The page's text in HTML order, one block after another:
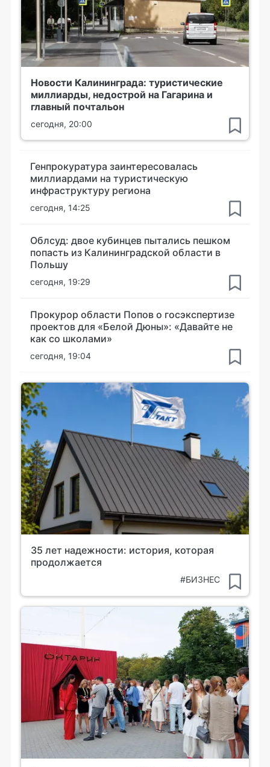
Новости Калининграда: туристические
миллиарды, недострой на Гагарина и
главный почтальон
сегодня, 20:00
Генпрокуратура заинтересовалась
миллиардами на туристическую
инфраструктуру региона
сегодня, 14:25
Облсуд: двое кубинцев пытались пешком
попасть из Калининградской области в
Польшу
сегодня, 19:29
Прокурор области Попов о госэкспертизе
проектов для «Белой Дюны»: «Давайте не
как со школами»
сегодня, 19:04
35 лет надежности: история, которая
продолжается
#БИЗНЕС